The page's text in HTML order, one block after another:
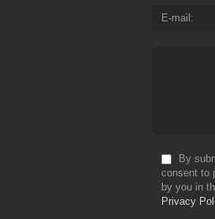
E-mail
By
consent to
by you in
Privacy